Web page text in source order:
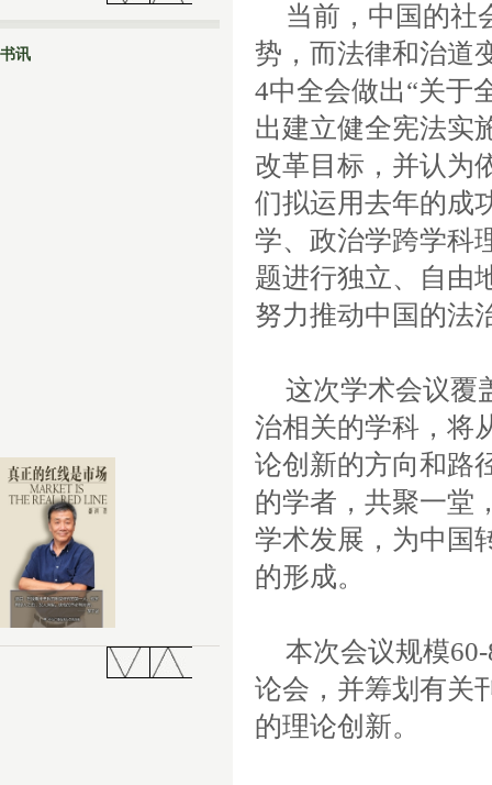
书讯
当前，中国的社
势，而法律和治道
4中全会做出“关于
出建立健全宪法实
改革目标，并认为
们拟运用去年的成
学、政治学跨学科
题进行独立、自由
努力推动中国的法
这次学术会议覆
治相关的学科，将
论创新的方向和路
的学者，共聚一堂
学术发展，为中国
的形成。
本次会议规模
论会，并筹划有关
的理论创新。